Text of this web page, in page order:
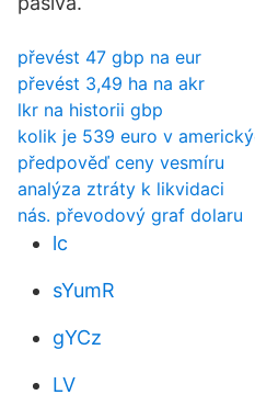
převést 47 gbp na eur
převést 3,49 ha na akr
lkr na historii gbp
kolik je 539 euro v
předpověď ceny vesmíru
analýza ztráty k likvidaci
nás. převodový graf dolaru
lc
sYumR
gYCz
LV